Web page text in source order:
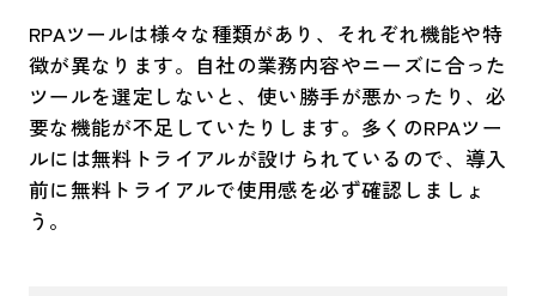
RPAツールは様々な種類があり、それぞれ機能や特
徴が異なります。自社の業務内容やニーズに合った
ツールを選定しないと、使い勝手が悪かったり、必
要な機能が不足していたりします。多くのRPAツー
ルには無料トライアルが設けられているので、導入
前に無料トライアルで使用感を必ず確認しましょ
う。